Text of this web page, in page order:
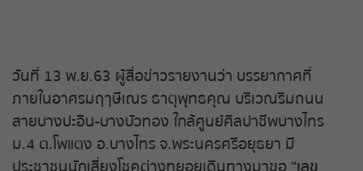
ถ่ายทอดสดหวยกัมพูชา
หวยหุ้นสด
วันที่ 13 พ.ย.63 ผู้สื่อข่าวรายงานว่า บรรยากาศที่
ภายในอาศรมฤๅษีเณร ธาตุพุทธคุณ บริเวณริมถนน
สายบางปะอิน-บางบัวทอง ใกล้ศูนย์ศิลปาชีพบางไทร
ม.4 ต.โพแตง อ.บางไทร จ.พระนครศรีอยุธยา มี